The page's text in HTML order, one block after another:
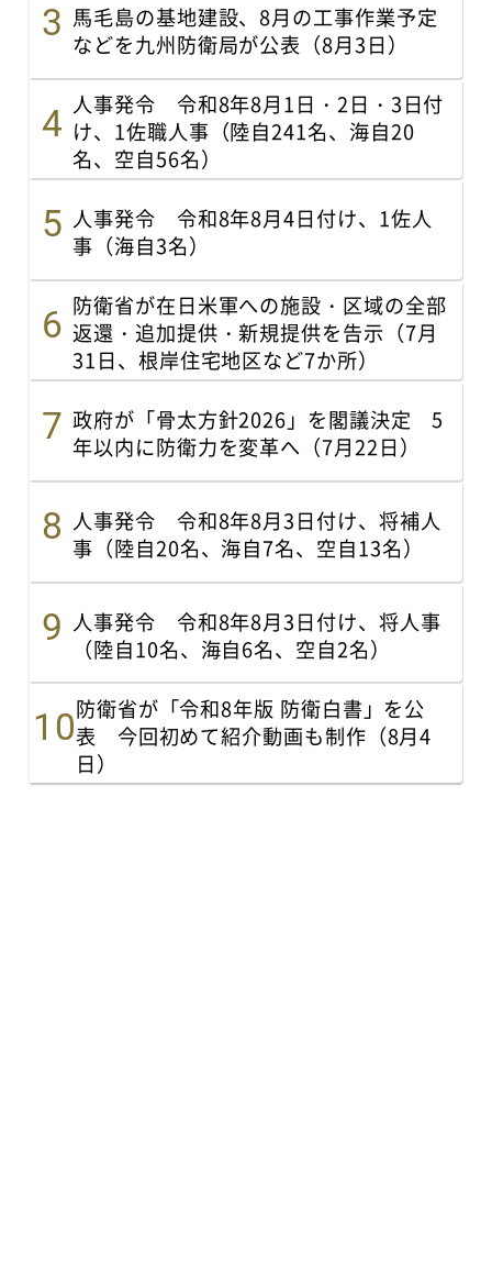
馬毛島の基地建設、8月の工事作業予定
などを九州防衛局が公表（8月3日）
人事発令 令和8年8月1日・2日・3日付
け、1佐職人事（陸自241名、海自20
名、空自56名）
人事発令 令和8年8月4日付け、1佐人
事（海自3名）
防衛省が在日米軍への施設・区域の全部
返還・追加提供・新規提供を告示（7月
31日、根岸住宅地区など7か所）
政府が「骨太方針2026」を閣議決定 5
年以内に防衛力を変革へ（7月22日）
人事発令 令和8年8月3日付け、将補人
事（陸自20名、海自7名、空自13名）
人事発令 令和8年8月3日付け、将人事
（陸自10名、海自6名、空自2名）
防衛省が「令和8年版 防衛白書」を公
表 今回初めて紹介動画も制作（8月4
日）